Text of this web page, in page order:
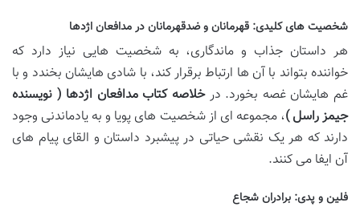
شخصیت های کلیدی: قهرمانان و ضدقهرمانان در مدافعان اژدها
هر داستان جذاب و ماندگاری، به شخصیت هایی نیاز دارد که
خواننده بتواند با آن ها ارتباط برقرار کند، با شادی هایشان بخندد و با
غم هایشان غصه بخورد. درخلاصه کتاب مدافعان اژدها ( نویسنده
جیمز راسل )، مجموعه ای از شخصیت های پویا و به یادماندنی وجود
دارند که هر یک نقشی حیاتی در پیشبرد داستان و القای پیام های
آن ایفا می کنند.
فلین و پدی: برادران شجاع